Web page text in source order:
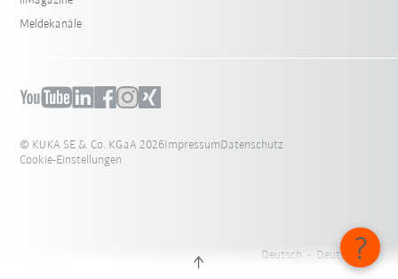
Meldekanäle
© KUKA SE & Co. KGaA 2026ImpressumDatenschutz
Cookie-Einstellungen
Deutsch - Deutschland